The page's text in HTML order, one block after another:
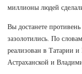
миллионы людей
Вы достанете
зазолотились. По
реализован в Татарии
Астраханской и